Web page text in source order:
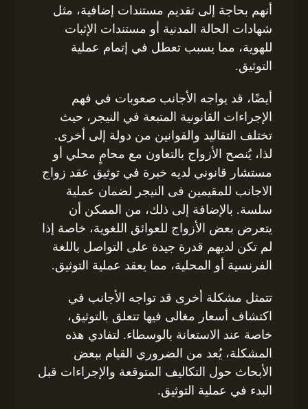
أنهم بحاجة إلى تقديم مستندات إضافية، مثل
شهادات الحالة المدنية أو مستندات الإثبات
للهوية، مما يسبب تعطل في إتمام عملية
التوثيق.
أيضًا، قد يواجه الأجانب صعوبات في فهم
الإجراءات القانونية المتبعة في النيجر، حيث
تختلف التقاليد والقوانين من دولة إلى أخرى.
لذا، يُنصح الأزواج بالتعاون مع محامٍ محلي أو
مستشار قانوني لديه خبرة في توثيق عقد زواج
الاجانب للمقيمين فى النيجر لضمان عملية
سلسة. بالإضافة إلى ذلك، من الممكن أن
يتعرض بعض الأزواج للعوائق اللغوية، خاصة إذا
لم تكن لديهم قدرة جيدة على التواصل باللغة
الفرنسية أو المحلية، مما يعقد عملية التوثيق.
تتمثل مشكلة أخرى قد تواجه الأجانب في
اكتشاف أسعار مغالى فيها تتعلق بالتوثيق،
خاصة عند الاستعانة بالوسطاء. لتفادي هذه
المشكلة، يُعد من الضروري القيام ببعض
الأبحاث حول التكاليف المتوقعة والإجراءات قبل
البدء في عملية التوثيق.